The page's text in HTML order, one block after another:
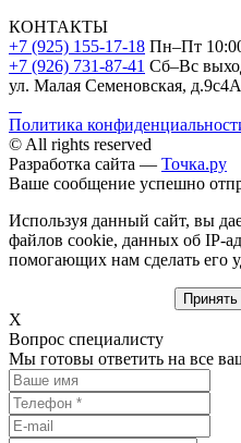
КОНТАКТЫ
+7 (925) 155-17-18 Пн–Пт
+7 (926) 731-87-41 Сб–Вс
ул. Малая Семеновская, д.9с4А
Политика
© All rights reserved
Разработка сайта — Точка.ру
Ваше сообщение успешно
Используя данный сайт, вы
файлов cookie, данных об IP-
помогающих нам сделать его
X
Вопрос специалисту
Мы готовы ответить на все